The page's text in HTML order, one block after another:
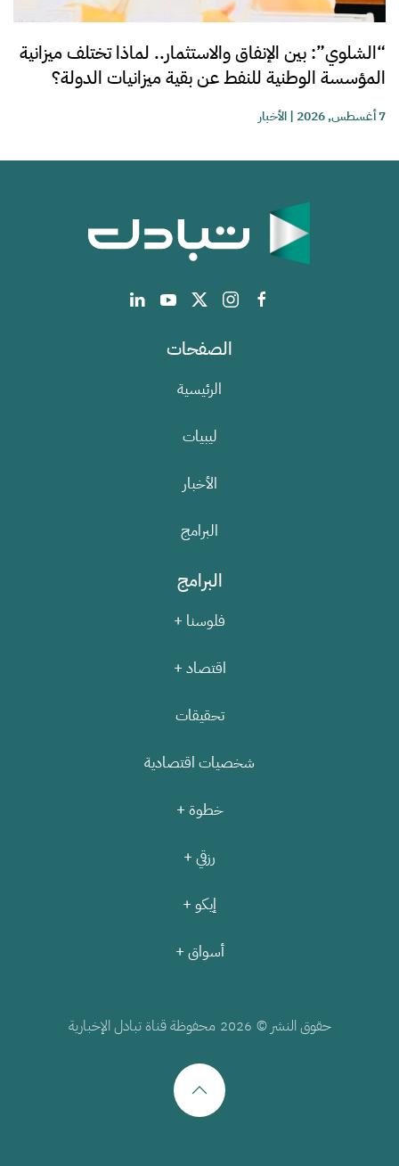
“الشلوي”: بين الإنفاق والاستثمار.. لماذا تختلف ميزانية
المؤسسة الوطنية للنفط عن بقية ميزانيات الدولة؟
7 أغسطس, 2026 |الأخبار
الصفحات
الرئيسية
ليبيات
الأخبار
البرامج
البرامج
فلوسنا +
اقتصاد +
تحقيقات
شخصيات اقتصادية
خطوة +
رزقي +
إيكو +
أسواق +
حقوق النشر © 2026 محفوظة قناة تبادل الإخبارية